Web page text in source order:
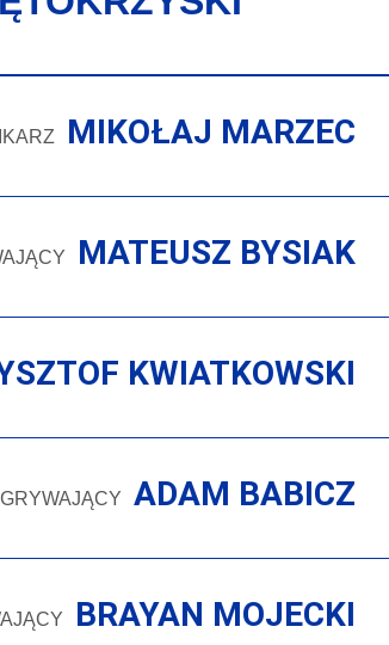
MIKOŁAJ MARZEC
MATEUSZ BYSIAK
KWIATKOWSKI
ADAM BABICZ
BRAYAN MOJECKI